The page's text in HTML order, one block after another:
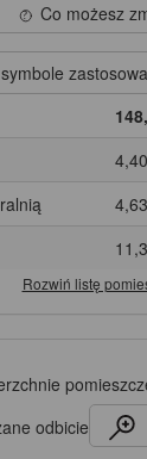
Co możesz
4,40
4,63
odbicie